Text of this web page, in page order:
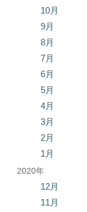
10月
9月
8月
7月
6月
5月
4月
3月
2月
1月
2020年
12月
11月